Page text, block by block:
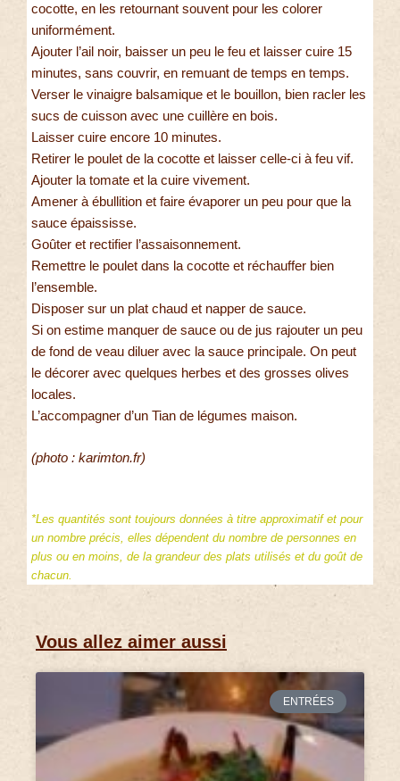
cocotte, en les retournant souvent pour les colorer
uniformément.
Ajouter l’ail noir, baisser un peu le feu et laisser cuire 15
minutes, sans couvrir, en remuant de temps en temps.
Verser le vinaigre balsamique et le bouillon, bien racler les
sucs de cuisson avec une cuillère en bois.
Laisser cuire encore 10 minutes.
Retirer le poulet de la cocotte et laisser celle-ci à feu vif.
Ajouter la tomate et la cuire vivement.
Amener à ébullition et faire évaporer un peu pour que la
sauce épaississe.
Goûter et rectifier l’assaisonnement.
Remettre le poulet dans la cocotte et réchauffer bien
l’ensemble.
Disposer sur un plat chaud et napper de sauce.
Si on estime manquer de sauce ou de jus rajouter un peu
de fond de veau diluer avec la sauce principale. On peut
le décorer avec quelques herbes et des grosses olives
locales.
L’accompagner d’un Tian de légumes maison.
(photo : karimton.fr)
*Les quantités sont toujours données à titre approximatif et pour
un nombre précis, elles dépendent du nombre de personnes en
plus ou en moins, de la grandeur des plats utilisés et du goût de
chacun.
Vous allez aimer aussi
ENTRÉES